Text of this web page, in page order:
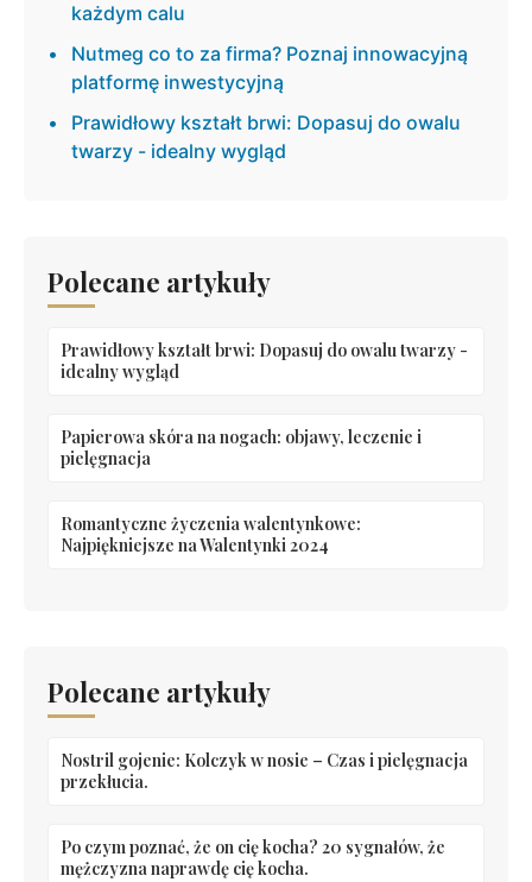
każdym calu
Nutmeg co to za firma? Poznaj innowacyjną
platformę inwestycyjną
Prawidłowy kształt brwi: Dopasuj do owalu
twarzy - idealny wygląd
Polecane artykuły
Prawidłowy kształt brwi: Dopasuj do owalu twarzy -
idealny wygląd
Papierowa skóra na nogach: objawy, leczenie i
pielęgnacja
Romantyczne życzenia walentynkowe:
Najpiękniejsze na Walentynki 2024
Polecane artykuły
Nostril gojenie: Kolczyk w nosie – Czas i pielęgnacja
przekłucia.
Po czym poznać, że on cię kocha? 20 sygnałów, że
mężczyzna naprawdę cię kocha.